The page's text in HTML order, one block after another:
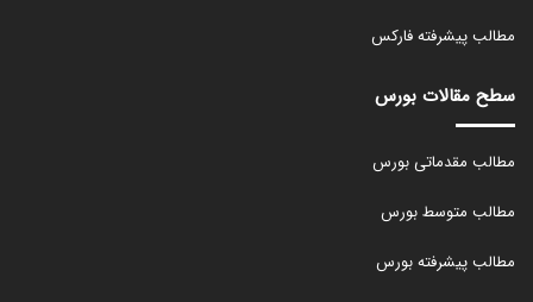
مطالب پیشرفته فارکس
سطح مقالات بورس
مطالب مقدماتی بورس
مطالب متوسط بورس
مطالب پیشرفته بورس